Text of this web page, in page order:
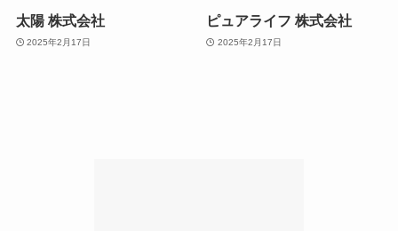
太陽 株式会社
2025年2月17日
ピュアライフ 株式会社
2025年2月17日